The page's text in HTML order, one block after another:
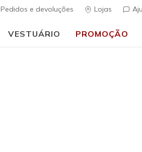
Pedidos e devoluções Lojas
VESTUÁRIO PROMOÇÃO